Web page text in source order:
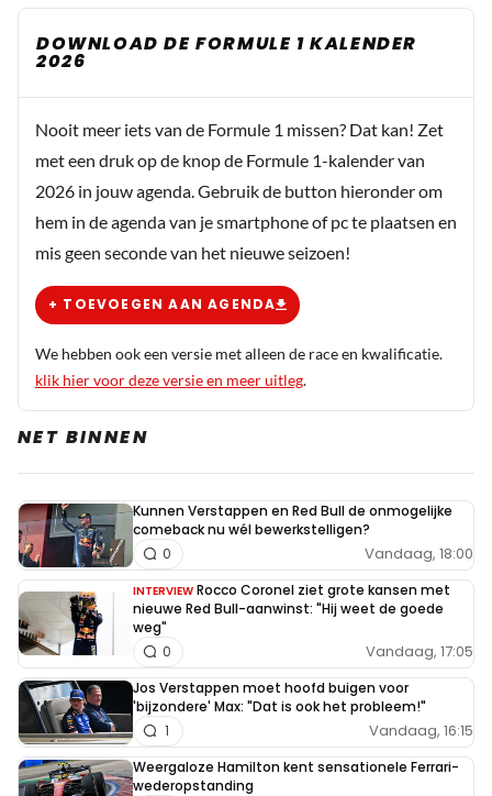
DOWNLOAD DE FORMULE 1 KALENDER
2026
Nooit meer iets van de Formule 1 missen? Dat kan! Zet
met een druk op de knop de Formule 1-kalender van
2026 in jouw agenda. Gebruik de button hieronder om
hem in de agenda van je smartphone of pc te plaatsen en
mis geen seconde van het nieuwe seizoen!
+ TOEVOEGEN AAN AGENDA
We hebben ook een versie met alleen de race en kwalificatie.
klik hier voor deze versie en meer uitleg.
NET BINNEN
Kunnen Verstappen en Red Bull de onmogelijke
comeback nu wél bewerkstelligen?
Vandaag, 18:00
0
INTERVIEW Rocco Coronel ziet grote kansen met
nieuwe Red Bull-aanwinst: "Hij weet de goede
weg"
Vandaag, 17:05
0
Jos Verstappen moet hoofd buigen voor
'bijzondere' Max: "Dat is ook het probleem!"
Vandaag, 16:15
1
Weergaloze Hamilton kent sensationele Ferrari-
wederopstanding